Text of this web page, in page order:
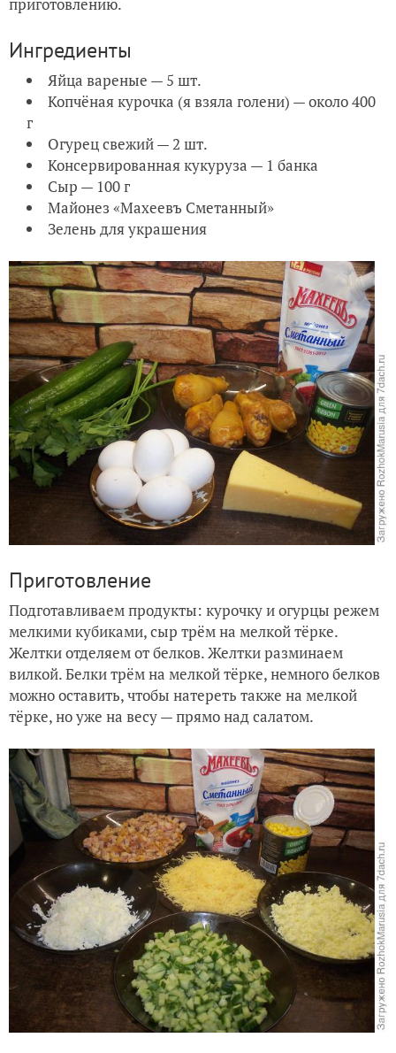
Ингредиенты
Яйца вареные — 5 шт.
Копчёная курочка (я взяла голени) — около 400
г
Огурец свежий — 2 шт.
Консервированная кукуруза — 1 банка
Сыр — 100 г
Майонез «Махеевъ Сметанный»
Зелень для украшения
Приготовление
Подготавливаем продукты: курочку и огурцы режем
мелкими кубиками, сыр трём на мелкой тёрке.
Желтки отделяем от белков. Желтки разминаем
вилкой. Белки трём на мелкой тёрке, немного белков
можно оставить, чтобы натереть также на мелкой
тёрке, но уже на весу — прямо над салатом.